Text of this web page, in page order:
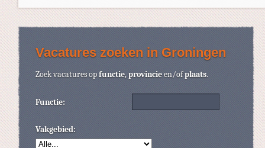
Vacatures zoeken in Groningen
Zoek vacatures opfunctie,provincieen/ofplaats.
Functie:
Vakgebied: